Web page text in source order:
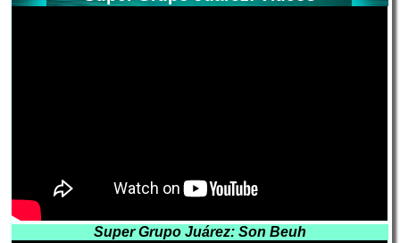
Super Grupo Juárez: Son Beuh